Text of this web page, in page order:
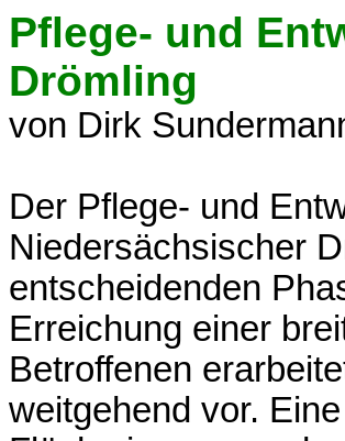
Pflege- und
Drömling
von Dirk
Der Pflege- und
Niedersächsischer
entscheidenden
Erreichung einer
Betroffenen
weitgehend vor.